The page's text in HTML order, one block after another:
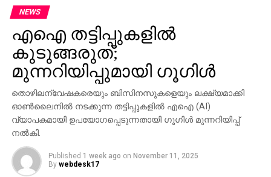
NEWS
എഐ തട്ടിപ്പുകളില്‍
കുടുങ്ങരുത്;
മുന്നറിയിപ്പുമായി ഗൂഗിള്‍
തൊഴിലന്വേഷകരെയും ബിസിനസുകളെയും ലക്ഷ്യമാക്കി
ഓണ്‍ലൈനില്‍ നടക്കുന്ന തട്ടിപ്പുകളില്‍ എഐ (AI)
വ്യാപകമായി ഉപയോഗപ്പെടുന്നതായി ഗൂഗിള്‍ മുന്നറിയിപ്പ്
നല്‍കി.
Published 1 week ago on November 11, 2025
By webdesk17